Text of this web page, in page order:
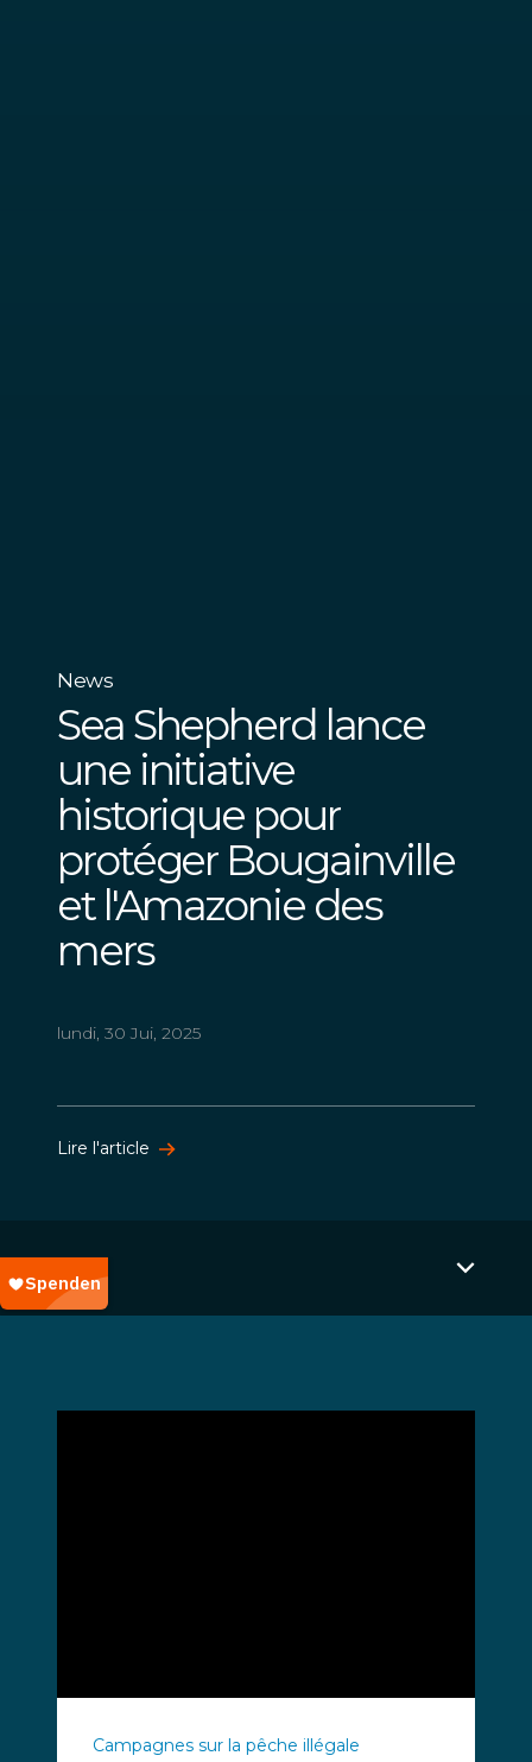
News
Sea Shepherd lance
une initiative
historique pour
protéger Bougainville
et l'Amazonie des
mers
lundi, 30 Jui, 2025
Lire l'article
Campagnes sur la pêche illégale